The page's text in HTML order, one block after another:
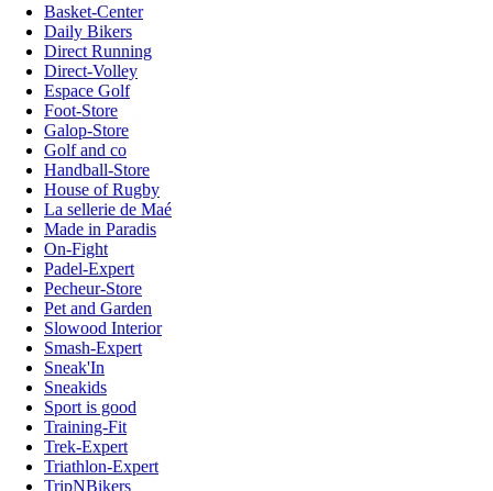
Basket-Center
Daily Bikers
Direct Running
Direct-Volley
Espace Golf
Foot-Store
Galop-Store
Golf and co
Handball-Store
House of Rugby
La sellerie de Maé
Made in Paradis
On-Fight
Padel-Expert
Pecheur-Store
Pet and Garden
Slowood Interior
Smash-Expert
Sneak'In
Sneakids
Sport is good
Training-Fit
Trek-Expert
Triathlon-Expert
TripNBikers